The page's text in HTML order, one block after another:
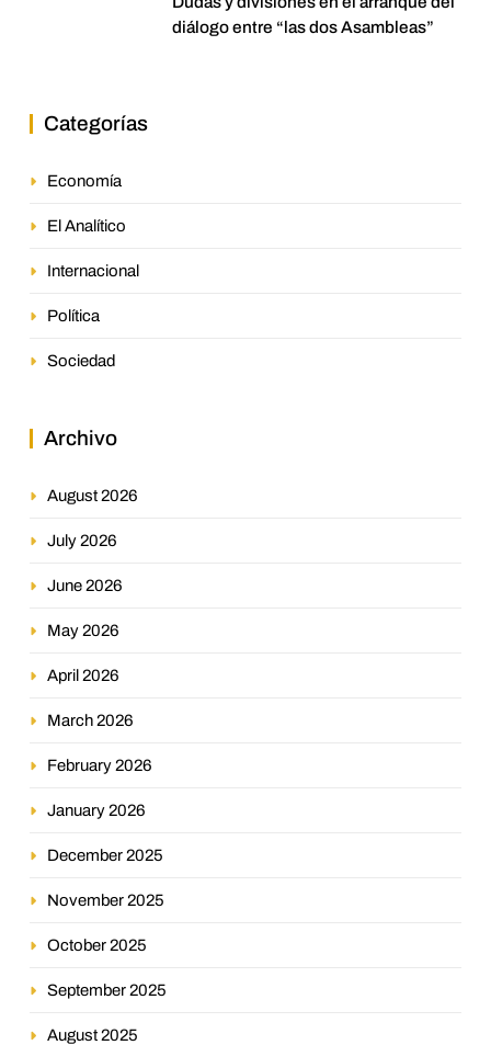
diálogo entre “las dos Asambleas”
Categorías
Economía
El Analítico
Internacional
Política
Sociedad
Archivo
August 2026
July 2026
June 2026
May 2026
April 2026
March 2026
February 2026
January 2026
December 2025
November 2025
October 2025
September 2025
August 2025